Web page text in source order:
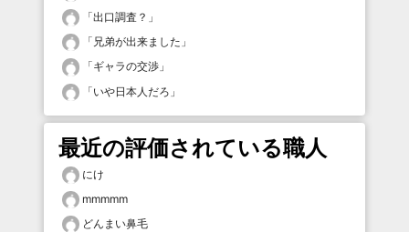
「出口調査？ 」
「 兄弟が出来ました 」
「ギャラの交渉 」
「いや日本人だろ 」
最近の評価されている職人
にけ
mmmmm
どんまい鼻毛